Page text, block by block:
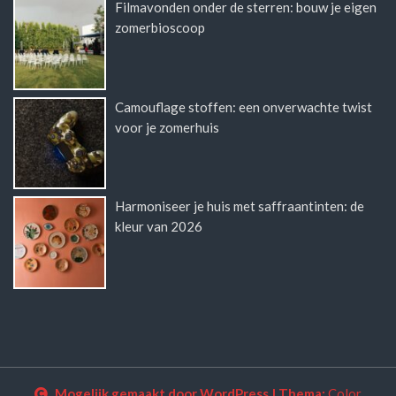
Filmavonden onder de sterren: bouw je eigen
zomerbioscoop
Camouflage stoffen: een onverwachte twist
voor je zomerhuis
Harmoniseer je huis met saffraantinten: de
kleur van 2026